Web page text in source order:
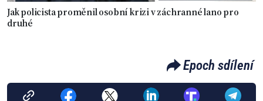
Jak policista proměnil osobní krizi v záchranné lano pro
druhé
Epoch sdílení